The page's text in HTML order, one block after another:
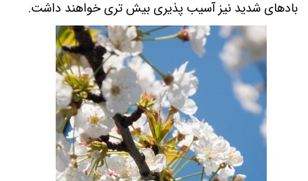
بادهای شدید نیز آسیب پذیری بیش تری خواهند داشت.